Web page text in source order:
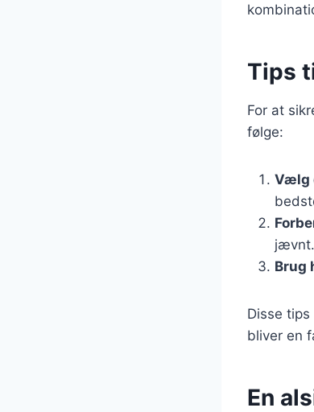
Tips
For at
følge:
Vælg
jævnt.
Brug
Disse
bliver en
En